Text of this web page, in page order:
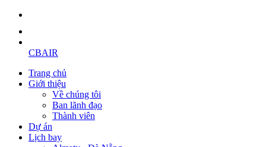
CBAIR
Trang chủ
Giới thiệu
Về chúng tôi
Ban lãnh đạo
Thành viên
Dự án
Lịch bay